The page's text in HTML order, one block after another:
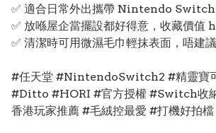
✅ 適合日常外出攜帶 Nintendo
✅ 放喺屋企當擺設都好得意，收藏價值
✅ 清潔時可用微濕毛巾輕抹表面，唔建議
#任天堂 #NintendoSwitch2 #精靈寶
#Ditto #HORI #官方授權 #Switch收
香港玩家推薦 #毛絨控最愛 #打機好拍檔